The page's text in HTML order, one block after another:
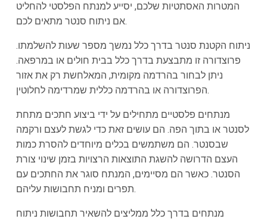
המטרות האסתטיות שלכם, יסייע למנתח הפלסטי להחליט
אם ניתוח סנטר מתאים לכם.
ניתוח הקטנת סנטר בדרך כלל נמשך מספר שעות להשלמתו.
פרוצדורה זו מתבצעת בדרך כלל בבית חולים או במרפאה.
ניתן לבחור בהרדמה מקומית, המאלחשת רק את אזור
הפרוצדורה או בהרדמה כללית שמרדימה לחלוטין.
מנתחים פלסטיים מתחילים על ידי ביצוע חתכים מתחת
לסנטר או בתוך הפה. הם עושים זאת כדי לגשת לעצם ורקמה
שבסנטר. הם משתמשים בכלים מיוחדים להסרת כמות
העצם הדרושה להשגת התוצאות הרצויות בזמן שינוי צורת
הסנטר. כאשר הם מסיימים, המנתח סוגר את החתכים עם
תפרים ומניח תחבושות עליהם.
מנתחים בדרך כלל ממליצים להשאיר תחבושות ניתוח